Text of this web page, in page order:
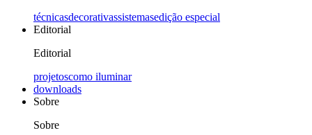
técnicasdecorativassistemasedição especial
Editorial
Editorial
projetoscomo iluminar
downloads
Sobre
Sobre